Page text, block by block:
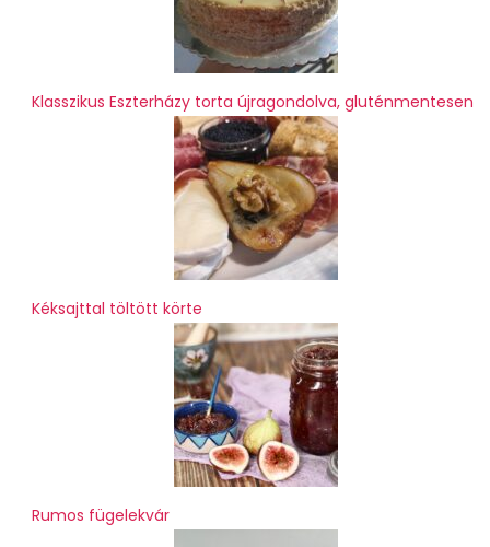
Klasszikus Eszterházy torta újragondolva, gluténmentesen
Kéksajttal töltött körte
Rumos fügelekvár